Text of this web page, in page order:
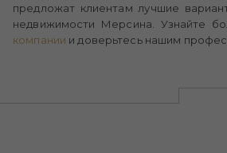
предложат клиентам лучшие
недвижимости Мерсина. Узнайте
компании и доверьтесь нашим